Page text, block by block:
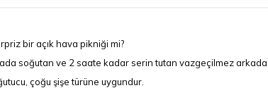
bir açık hava pikniği mi?
soğutan ve 2 saate kadar serin tutan vazgeçilmez
çoğu şişe türüne uygundur.